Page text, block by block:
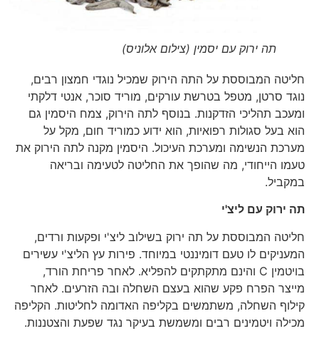
תה ירוק עם יסמין (צילום אלוניס)
חליטה המבוססת על התה הירוק שמכיל נוגדי חמצון רבים,
נוגד סרטן, מטפל בטרשת עורקים, מוריד סוכר, אנטי דלקתי
ומעכב תהליכי הזדקנות. בנוסף לתה הירוק, צמח היסמין גם
הוא בעל סגולות רפואיות, הוא ידוע כמוריד חום, מקל על
מערכת הנשימה ומערכת העיכול. היסמין מקנה לתה הירוק את
טעמו הייחודי, מה שהופך את החליטה לטעימה ובריאה
במקביל.
תה ירוק עם ליצ'י
חליטה המבוססת על תה ירוק בשילוב ליצ'י ופקעות ורדים,
המעניקים לו טעם דומיננטי במיוחד. פירות עץ הליצ'י עשירים
בויטמין C והינם מתקתקים להפליא. לאחר פריחת הורד,
מייצר הפרח פקע שהוא בעצם השחלה ובה הזרעים. לאחר
קילוף השחלה, משתמשים בקליפה האדומה לחליטות. הקליפה
מכילה ויטמינים רבים ומשמשת בעיקר נגד שפעת והצטננות.